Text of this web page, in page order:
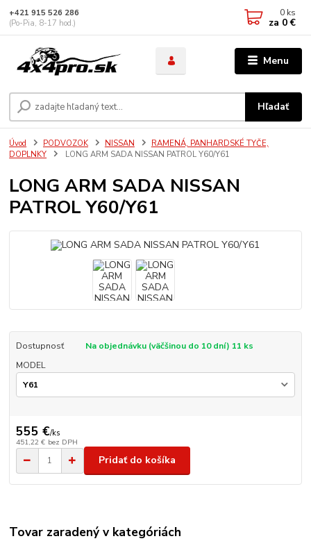
Menu
Hľadať
+421 915 526 286
(Po-Pia, 8-17 hod.)
0 ks
za 0 €
Úvod PODVOZOK NISSAN
RAMENÁ, PANHARDSKÉ TYČE,
DOPLNKY
LONG ARM SADA NISSAN PATROL Y60/Y61
LONG ARM SADA NISSAN
PATROL Y60/Y61
Dostupnosť
Na objednávku (väčšinou do 10 dní) 11 ks
MODEL
555 €/ks
451,22 € bez DPH
Pridať do košíka
Tovar zaradený v kategóriách